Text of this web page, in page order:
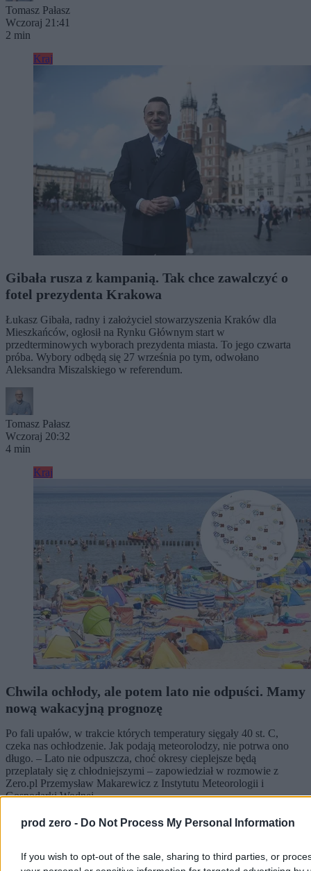
prod zero - Do Not Process My Personal Information
If you wish to opt-out of the sale, sharing to third parties, or
Tomasz Pałasz
Wczoraj 21:41
2 min
Kraj
Gibała rusza z kampanią. Tak chce zawalczyć o
fotel prezydenta Krakowa
Łukasz Gibała, radny i założyciel stowarzyszenia Kraków dla
Mieszkańców, ogłosił na Rynku Głównym start w
przedterminowych wyborach prezydenta miasta. To jego czwarta
próba. Wybory odbędą się 27 września po tym, odwołano
Aleksandra Miszalskiego w referendum.
Tomasz Pałasz
Wczoraj 20:32
4 min
Kraj
Chwila ochłody, ale potem lato nie odpuści. Mamy
nową wakacyjną prognozę
Po fali upałów, w trakcie których temperatury sięgały 40 st. C,
czeka nas ochłodzenie. Jak podają meteorolodzy, nie potrwa ono
długo. – Lato nie odpuszcza, choć okresy cieplejsze będą
przeplatały się z chłodniejszymi – zapowiedział w rozmowie z
Zero.pl Przemysław Makarewicz z Instytutu Meteorologii i
Gospodarki Wodnej.
Wczoraj 19:12